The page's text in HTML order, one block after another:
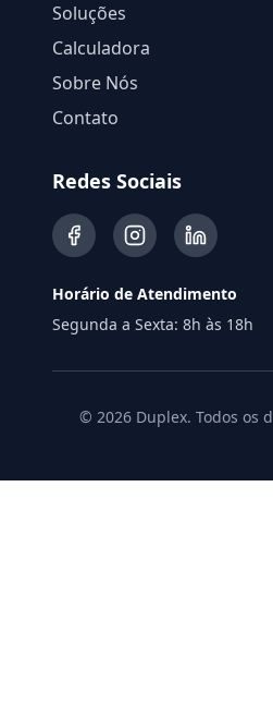
Soluções
Calculadora
Sobre Nós
Contato
Redes Sociais
Horário de Atendimento
Segunda a Sexta: 8h às 18h
© 2026 Duplex. Todos os